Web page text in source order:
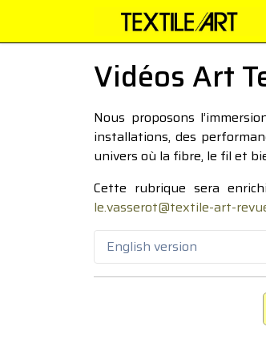
Vidéos Art
Nous proposons
installations, des
univers où la fibre, le fil et
Cette rubrique sera
le.vasserot@textile-art-
English version